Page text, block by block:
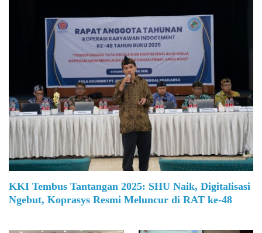
KKI Tembus Tantangan 2025: SHU Naik, Digitalisasi
Ngebut, Koprasys Resmi Meluncur di RAT ke-48